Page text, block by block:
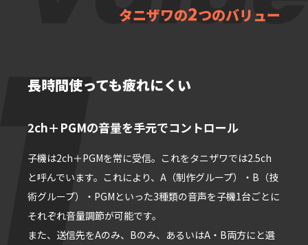
タニザワの2つのバリュー
長時間使っても疲れにくい
2ch＋PGMの⾳量を⼿元でコントロール
⼦機は2ch＋PGMを常に受信。これをタニザワでは2.5ch
と呼んでいます。これにより、A（制作グループ）・B（技
術グループ）・PGMといった3種類の⾳声を⼦機1台ごとに
それぞれ⾳量調節が可能です。
また、送信先をAのみ、Bのみ、あるいはA・B両⽅にと選